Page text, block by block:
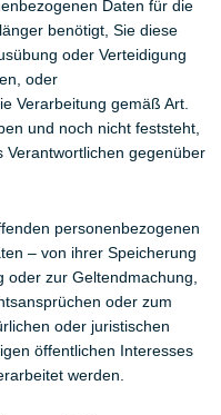
Daten für die
benötigt, Sie diese
oder Verteidigung
oder
Verarbeitung gemäß Art.
und noch nicht feststeht,
gegenüber
personenbezogenen
– von ihrer Speicherung
zur Geltendmachung,
oder zum
oder juristischen
öffentlichen Interesses
werden.